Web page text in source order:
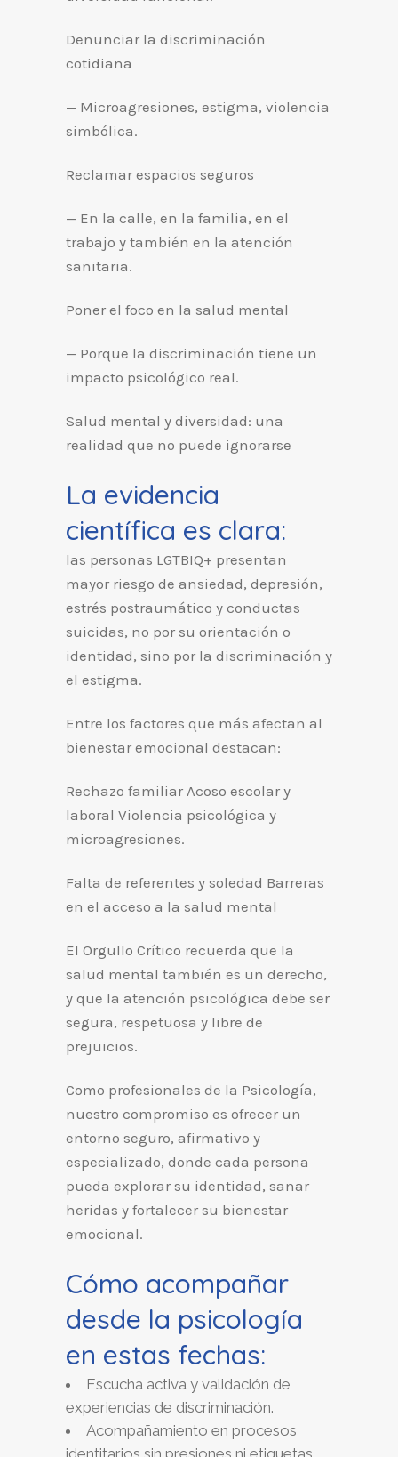
Denunciar la discriminación
cotidiana
— Microagresiones, estigma, violencia
simbólica.
Reclamar espacios seguros
— En la calle, en la familia, en el
trabajo y también en la atención
sanitaria.
Poner el foco en la salud mental
— Porque la discriminación tiene un
impacto psicológico real.
Salud mental y diversidad: una
realidad que no puede ignorarse
La evidencia
científica es clara:
las personas LGTBIQ+ presentan
mayor riesgo de ansiedad, depresión,
estrés postraumático y conductas
suicidas, no por su orientación o
identidad, sino por la discriminación y
el estigma.
Entre los factores que más afectan al
bienestar emocional destacan:
Rechazo familiar Acoso escolar y
laboral Violencia psicológica y
microagresiones.
Falta de referentes y soledad Barreras
en el acceso a la salud mental
El Orgullo Crítico recuerda que la
salud mental también es un derecho,
y que la atención psicológica debe ser
segura, respetuosa y libre de
prejuicios.
Como profesionales de la Psicología,
nuestro compromiso es ofrecer un
entorno seguro, afirmativo y
especializado, donde cada persona
pueda explorar su identidad, sanar
heridas y fortalecer su bienestar
emocional.
Cómo acompañar
desde la psicología
en estas fechas:
Escucha activa y validación de
experiencias de discriminación.
Acompañamiento en procesos
identitarios sin presiones ni etiquetas.